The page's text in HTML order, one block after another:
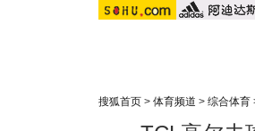
搜狐首页 > 体育频道 > 综合体育